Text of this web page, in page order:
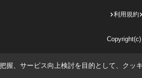
利用規約
握、サービス向上検討を目的として、クッ